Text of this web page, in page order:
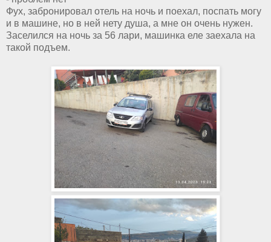
Фух, забронировал отель на ночь и поехал, поспать могу
и в машине, но в ней нету душа, а мне он очень нужен.
Заселился на ночь за 56 лари, машинка еле заехала на
такой подъем.